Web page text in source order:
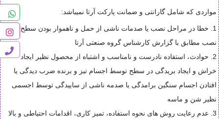
مواردی که شامل گارانتی و ضمانت پارکت آرتا نمیباشد:
1. خطا در مراحل نصب یا صدمات ناشی از حمل و ناهموار بودن سطح محل
نصب مطابق با گزارش کارشناس گروه صنعتی آرتا
2. حوادث، استفاده نادرست و نامناسب و اشتباه از محصول نظیر ایجاد
خراش و ایجاد بریدگی در سطح توسط اجسام تیز و برنده ضرب دیدگی یا
افتادن اجسام سنگین برامدگی یا صدمه ناشی از ساییدگی توسط اجسمی
نظیر شن و ماسه
3. عدم رعایت روش های نحوه استفاده، تمیز کاری، اقدامات احتیاطی و بالا